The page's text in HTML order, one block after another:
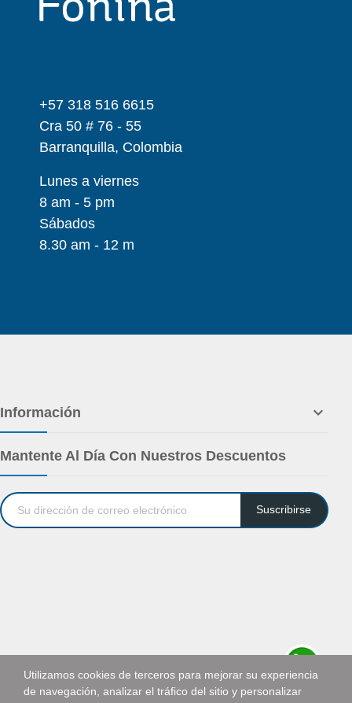
+57 318 516 6615
Cra 50 # 76 - 55
Barranquilla, Colombia
Lunes a viernes
8 am - 5 pm
Sábados
8.30 am - 12 m
Información 
Mantente Al Día Con Nuestros Descuentos
Suscribirse
Utilizamos cookies de terceros para mejorar su experiencia
de navegación, analizar el tráfico del sitio y personalizar